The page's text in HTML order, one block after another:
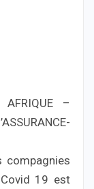
–
compagnies
Covid 19 est